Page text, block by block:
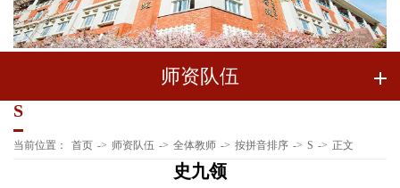
师资队伍
S
当前位置： 首页 -> 师资队伍 -> 全体教师 -> 按拼音排序 -> S -> 正文
史九领